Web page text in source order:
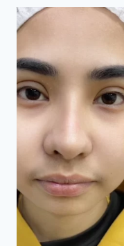
ร์
คาง:
คำ
แนะนำ
และ
ประโยชน์